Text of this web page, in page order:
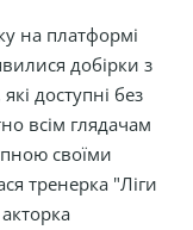
на платформі
добірки з
доступні без
всім глядачам
своїми
тренерка "Ліги